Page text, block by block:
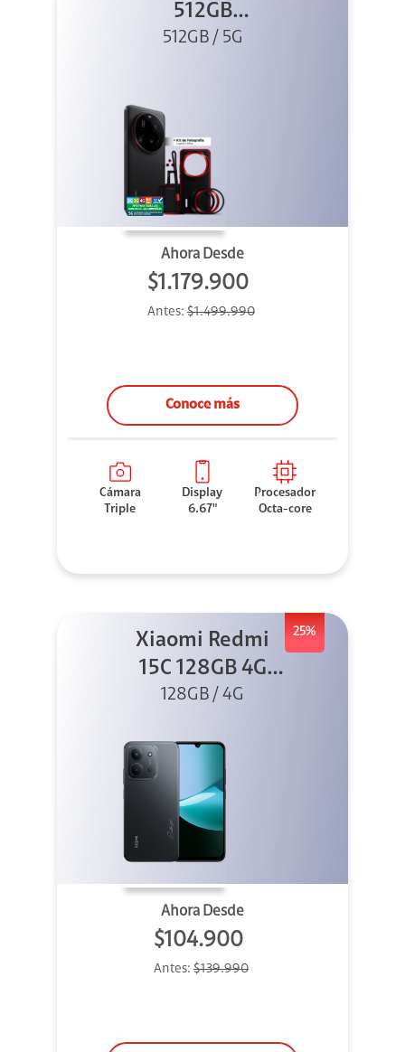
512GB
Photography Kit
512GB / 5G
Ahora Desde
$1.179.900
Antes: $1.499.990
Conoce más
Cámara
Triple
Display
6.67"
Procesador
Octa-core
25%
Xiaomi Redmi
15C 128GB 4G
Negro
128GB / 4G
Ahora Desde
$104.900
Antes: $139.990